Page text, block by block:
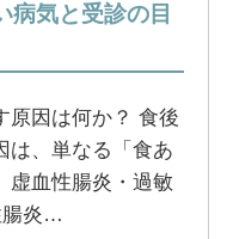
病気と受診の目
原因は何か？ 食後
は、単なる「食あ
虚血性腸炎・過敏
腸炎…